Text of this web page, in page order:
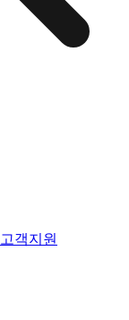
고객지원